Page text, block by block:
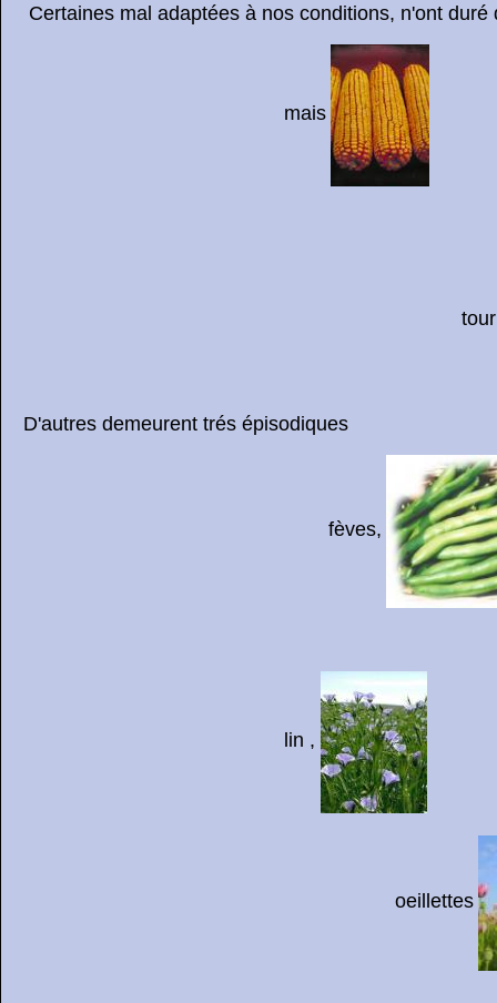
Certaines mal adaptées à nos conditions, n'ont duré
mais
D'autres demeurent trés épisodiques
fèves,
lin ,
oeillettes